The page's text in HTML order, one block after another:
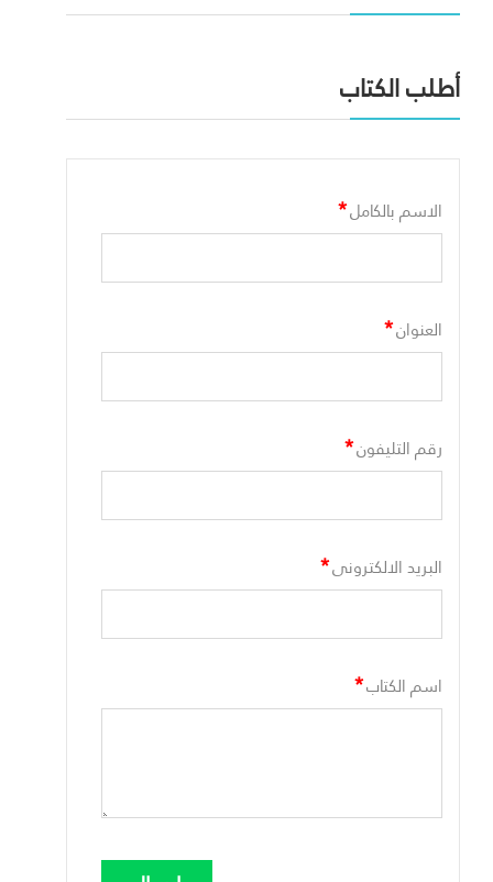
أطلب الكتاب
الاسم بالكامل*
العنوان*
رقم التليفون*
البريد الالكترونى*
اسم الكتاب*